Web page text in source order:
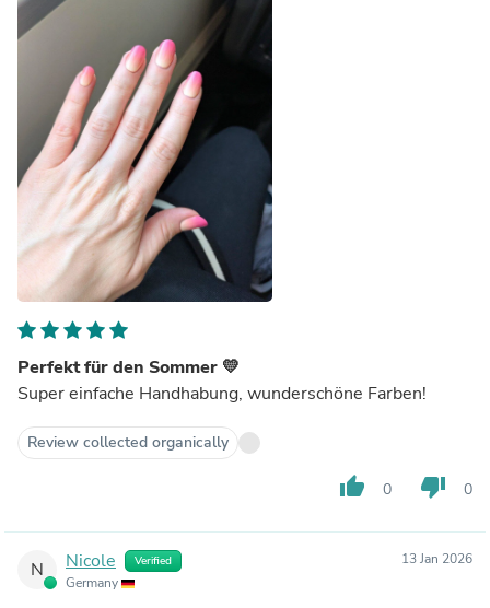
Perfekt für den Sommer 💛
Super einfache Handhabung, wunderschöne Farben!
Review collected organically
thumb_up 0 thumb_down 0
N Nicole Verified
Germany
13 Jan 2026